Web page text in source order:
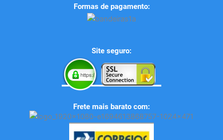
Formas de pagamento:
Site seguro:
Frete mais barato com: